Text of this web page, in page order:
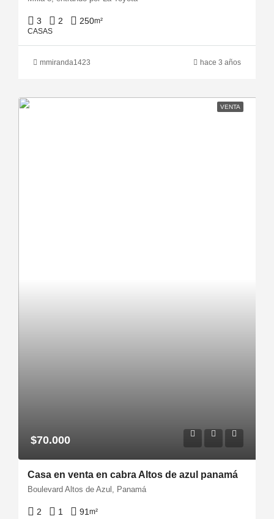
3 2 250m²
CASAS
mmiranda1423 hace 3 años
VENTA
$70.000
Casa en venta en cabra Altos de azul panamá
Boulevard Altos de Azul, Panamá
2 1 91 m²